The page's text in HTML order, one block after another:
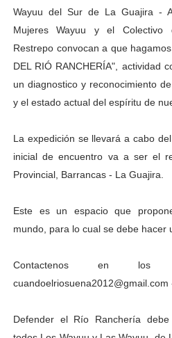
Wayuu del Sur de La Guajira -
Mujeres Wayuu y el Colectivo
Restrepo convocan a que
DEL RIÓ RANCHERÍA", actividad
un diagnostico y reconocimiento
y el estado actual del espíritu de
La expedición se llevará a cabo
inicial de encuentro va a ser el
Provincial, Barrancas - La Guajira.
Este es un espacio que
mundo, para lo cual se debe hacer
Contactenos en los
cuandoelriosuena2012@gmail.com
Defender el Río Ranchería